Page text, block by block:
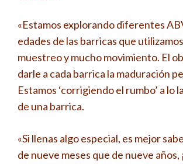
«Estamos explorando diferentes
edades de las barricas que
muestreo y mucho movimiento. El
darle a cada barrica la maduración
Estamos ‘corrigiendo el rumbo’ a lo
de una barrica.
«Si llenas algo especial, es mejor
de nueve meses que de nueve años,